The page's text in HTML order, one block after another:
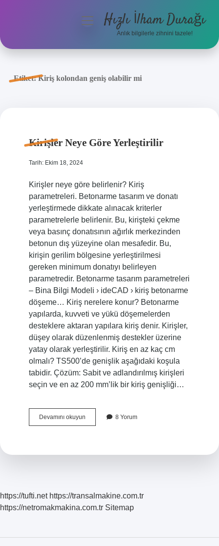
Anasayfa
menüyüHızlı İlham Durağı
Anlık bilgilerle zihnini tazele!
Etiket:Kiriş kolondan geniş olabilir mi
Kirişler Neye Göre Yerleştirilir
Tarih: Ekim 18, 2024
Kirişler neye göre belirlenir? Kiriş
parametreleri. Betonarme tasarım ve donatı
yerleştirmede dikkate alınacak kriterler
parametrelerle belirlenir. Bu, kirişteki çekme
veya basınç donatısının ağırlık merkezinden
betonun dış yüzeyine olan mesafedir. Bu,
kirişin gerilim bölgesine yerleştirilmesi
gereken minimum donatıyı belirleyen
parametredir. Betonarme tasarım parametreleri
– Bina Bilgi Modeli › ideCAD › kiriş betonarme
döşeme… Kiriş nerelere konur? Betonarme
yapılarda, kuvveti ve yükü döşemelerden
desteklere aktaran yapılara kiriş denir. Kirişler,
düşey olarak düzenlenmiş destekler üzerine
yatay olarak yerleştirilir. Kiriş en az kaç cm
olmalı? TS500’de genişlik aşağıdaki koşula
tabidir. Çözüm: Sabit ve adlandırılmış kirişleri
seçin ve en az 200 mm’lik bir kiriş genişliği…
Devamını okuyunKirişler
Neye
8 Yorum
https://tufti.net https://transalmakine.com.tr
https://netromakmakina.com.tr Sitemap